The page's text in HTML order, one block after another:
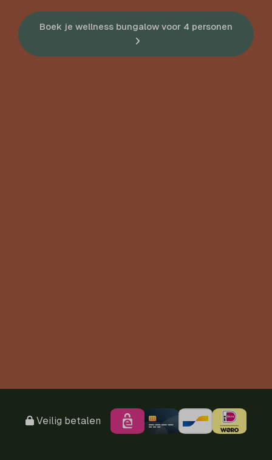
Boek je wellness bungalow voor 4 personen
Veilig betalen